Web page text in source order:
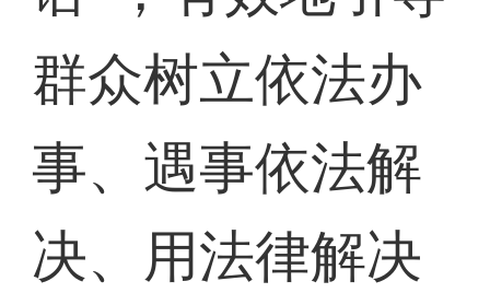
群众树立依法办
事、遇事依法解
决、用法律解决